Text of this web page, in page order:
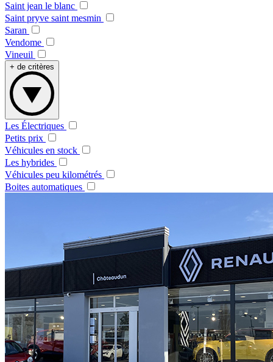
Saint jean le blanc
Saint pryve saint mesmin
Saran
Vendome
Vineuil
+ de critères
Les Électriques
Petits prix
Véhicules en stock
Les hybrides
Véhicules peu kilométrés
Boites automatiques